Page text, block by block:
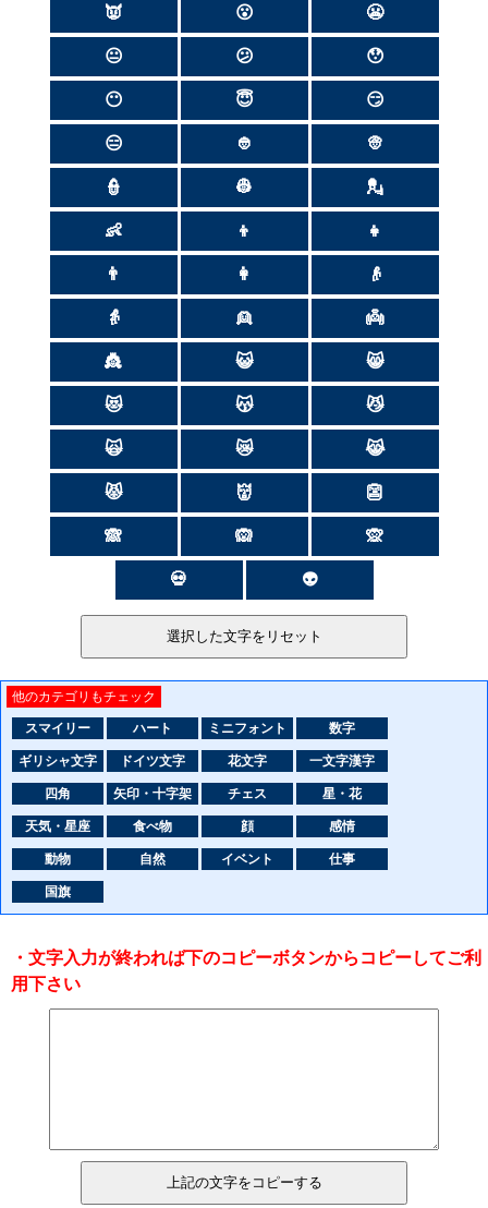
👿 😮 😬
😐 😕 😯
😶 😇 😏
😑 👲 👳
👮 👷 💂
👶 👦 👧
👨 👩 👴
👵 👱 👼
👸 😺 😸
😻 😽 😼
🙀 😿 😹
😾 👹 👺
🙈 🙉 🙊
💀 👽
他のカテゴリもチェック
スマイリー ハート ミニフォント 数字
ギリシャ文字 ドイツ文字 花文字 一文字漢字
四角 矢印・十字架 チェス 星・花
天気・星座 食べ物 顔 感情
動物 自然 イベント 仕事
国旗
・文字入力が終われば下のコピーボタンからコピーしてご利
用下さい